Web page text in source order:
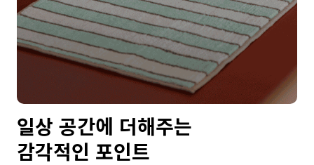
일상 공간에 더해주는
감각적인 포인트